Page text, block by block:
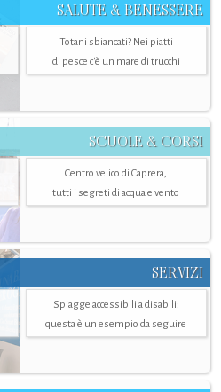
SALUTE & BENESSERE
Totani sbiancati? Nei piatti
di pesce c'è un mare di trucchi
SCUOLE & CORSI
Centro velico di Caprera,
tutti i segreti di acqua e vento
SERVIZI
Spiagge accessibili a disabili:
questa è un esempio da seguire